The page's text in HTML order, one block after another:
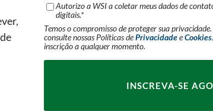
Autorizo ​​a WSI a coletar meus dados de
digitais.*
Temos o compromisso de proteger sua
consulte nossas Políticas dePrivacidadeeCookies
inscrição a qualquer momento.